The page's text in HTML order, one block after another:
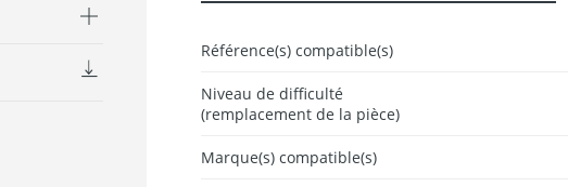
Référence(s) compatible(s)
Niveau de difficulté
(remplacement de la pièce)
Marque(s) compatible(s)